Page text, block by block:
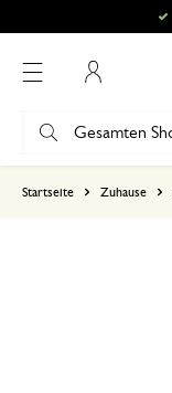
Startseite Zuhause